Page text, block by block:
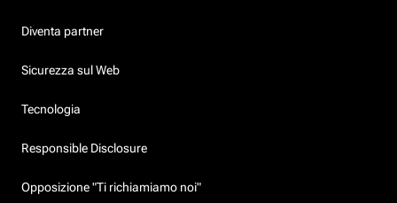
Diventa partner
Sicurezza sul Web
Tecnologia
Responsible Disclosure
Opposizione "Ti richiamiamo noi"